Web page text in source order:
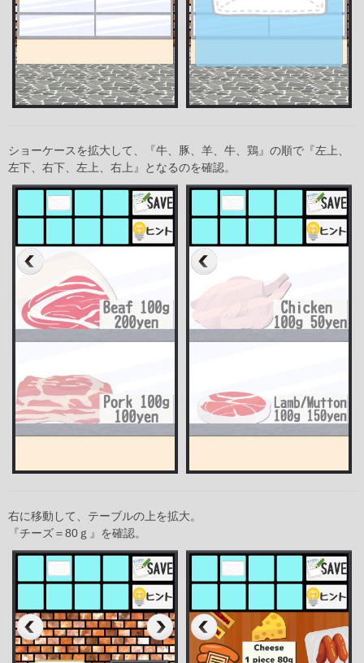
ショーケースを拡大して、『牛、豚、羊、牛、鶏』の順で『左上、
左下、右下、左上、右上』となるのを確認。
右に移動して、テーブルの上を拡大。
『チーズ＝80ｇ』を確認。